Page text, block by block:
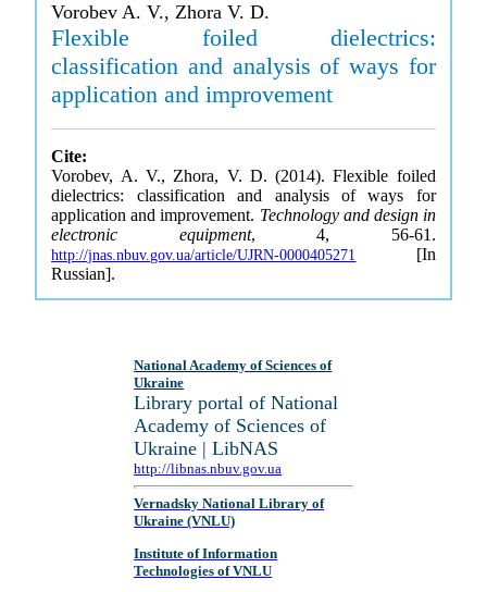
Vorobev A. V., Zhora V. D.
Flexible foiled dielectrics:
classification and analysis of ways for
application and improvement
Cite:
Vorobev, A. V., Zhora, V. D. (2014). Flexible foiled
dielectrics: classification and analysis of ways for
application and improvement. Technology and design in
electronic equipment, 4, 56-61.
http://jnas.nbuv.gov.ua/article/UJRN-0000405271
[In
Russian].
National Academy of Sciences of
Ukraine
Library portal of National
Academy of Sciences of
Ukraine | LibNAS
http://libnas.nbuv.gov.ua
Vernadsky National Library of
Ukraine (VNLU)
Institute of Information
Technologies of VNLU